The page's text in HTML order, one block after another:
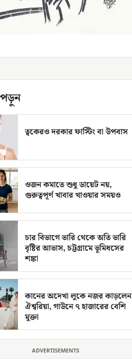
ত্বকেরও দরকার ফাস্টিং বা উপবাস
ওজন কমাতে শুধু ডায়েট নয়,
গুরুত্বপূর্ণ খাবার খাওয়ার সময়ও
চার বিভাগে ভারি থেকে অতি ভারি
বৃষ্টির আভাস, চট্টগ্রামে ভূমিধসের
শঙ্কা
কানের অদেখা লুকে নজর কাড়লেন
ঐশ্বরিয়া, গাউনে ৭ হাজারের বেশি
মুক্তা
ADVERTISEMENTS